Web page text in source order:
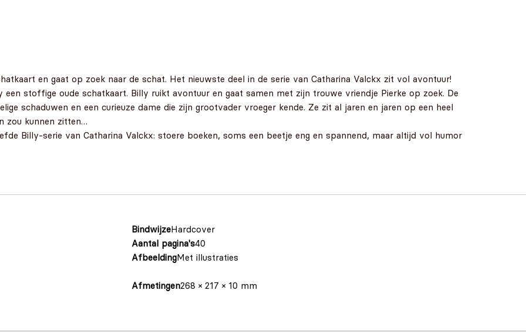
en gaat op zoek naar de schat. Het nieuwste deel in de serie van Catharina Valckx zit vol avontuur!
stoffige oude schatkaart. Billy ruikt avontuur en gaat samen met zijn trouwe vriendje Pierke op zoek. De
schaduwen en een curieuze dame die zijn grootvader vroeger kende. Ze zit al jaren en jaren op een heel
zou kunnen zitten…
Billy-serie van Catharina Valckx: stoere boeken, soms een beetje eng en spannend, maar altijd vol humor
BindwijzeHardcover
Aantal pagina's40
AfbeeldingMet illustraties
Afmetingen268 × 217 × 10 mm